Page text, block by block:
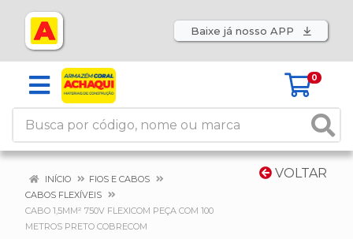
Baixe já nosso APP
0
VOLTAR
INÍCIO
FIOS E CABOS
CABOS FLEXÍVEIS
CABO 1,5MM² 750V FLEXICOM PEÇA COM 100
METROS PRETO COBRECOM